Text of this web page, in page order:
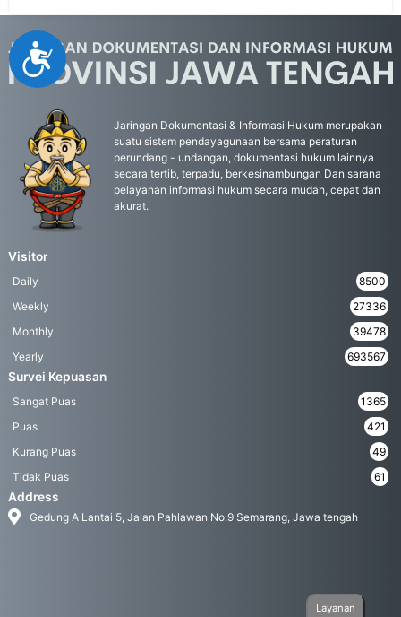
Accessibility
Jaringan Dokumentasi & Informasi Hukum merupakan
suatu sistem pendayagunaan bersama peraturan
perundang - undangan, dokumentasi hukum lainnya
secara tertib, terpadu, berkesinambungan Dan sarana
pelayanan informasi hukum secara mudah, cepat dan
akurat.
Visitor
Daily
8500
Weekly
27336
Monthly
39478
Yearly
693567
Survei Kepuasan
Sangat Puas
1365
Puas
421
Kurang Puas
49
Tidak Puas
61
Address
Gedung A Lantai 5, Jalan Pahlawan No.9 Semarang, Jawa tengah
Layanan